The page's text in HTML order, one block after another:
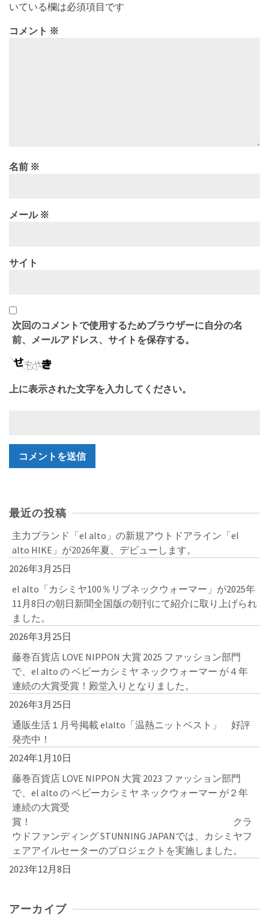
いている欄は必須項目です
コメント ※
名前 ※
メール ※
サイト
次回のコメントで使用するためブラウザーに自分の名
前、メールアドレス、サイトを保存する。
上に表示された文字を入力してください。
最近の投稿
主力ブランド「el alto」の新規アウトドアライン「el
alto HIKE」が2026年夏、デビューします。
2026年3月25日
el alto「カシミヤ100％リブネックウォーマー」が2025年
11月8日の朝日新聞全国版の朝刊にて紹介に取り上げられ
ました。
2026年3月25日
藤巻百貨店 LOVE NIPPON 大賞 2025 ファッション部門
で、el alto の ベビーカシミヤ ネックウォーマー が４年
連続の大賞受賞！殿堂入りとなりました。
2026年3月25日
通販生活１月号掲載 elalto「温熱ニットベスト」 好評
発売中！
2024年1月10日
藤巻百貨店 LOVE NIPPON 大賞 2023 ファッション部門
で、el alto の ベビーカシミヤ ネックウォーマー が２年
連続の大賞受
賞！ クラ
ウドファンディング STUNNING JAPANでは、カシミヤフ
ェアアイルセーターのプロジェクトを実施しました。
2023年12月8日
アーカイブ